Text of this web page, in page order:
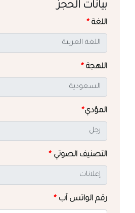
بيانات الحجز
اللغة *
اللهجة *
المؤدي*
التصنيف الصوتي *
رقم الواتس آب *